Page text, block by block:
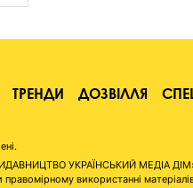
ТРЕНДИ ДОЗВІЛЛЯ
УКРАЇНСЬКИЙ МЕДІА
використанні